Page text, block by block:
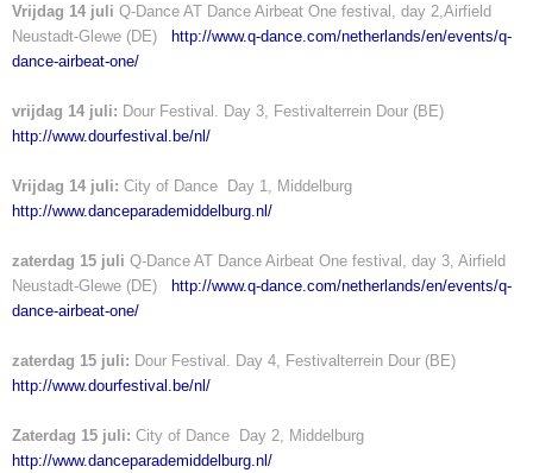
Vrijdag 14 juli Q-Dance AT Dance Airbeat One festival, day 2,Airfield
Neustadt-Glewe (DE)
http://www.q-dance.com/netherlands/en/events/q-
dance-airbeat-one/
vrijdag 14 juli: Dour Festival. Day 3, Festivalterrein Dour (BE)
http://www.dourfestival.be/nl/
Vrijdag 14 juli: City of Dance Day 1, Middelburg
http://www.danceparademiddelburg.nl/
zaterdag 15 juli Q-Dance AT Dance Airbeat One festival, day 3, Airfield
Neustadt-Glewe (DE)
http://www.q-dance.com/netherlands/en/events/q-
dance-airbeat-one/
zaterdag 15 juli: Dour Festival. Day 4, Festivalterrein Dour (BE)
http://www.dourfestival.be/nl/
Zaterdag 15 juli: City of Dance Day 2, Middelburg
http://www.danceparademiddelburg.nl/